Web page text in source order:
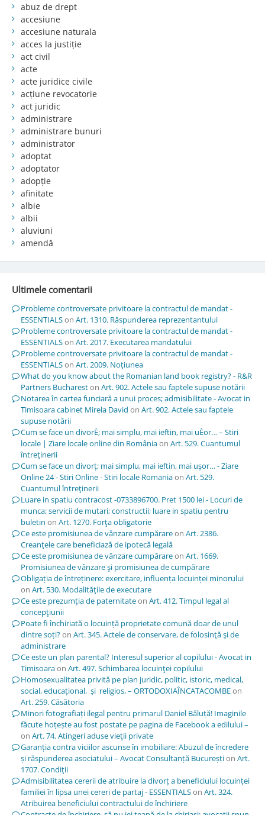
abuz de drept
accesiune
accesiune naturala
acces la justiție
act civil
acte
acte juridice civile
acțiune revocatorie
act juridic
administrare
administrare bunuri
administrator
adoptat
adoptator
adopție
afinitate
albie
albii
aluviuni
amendă
Ultimele comentarii
Probleme controversate privitoare la contractul de mandat -
ESSENTIALSon Art. 1310. Răspunderea reprezentantului
Probleme controversate privitoare la contractul de mandat -
ESSENTIALSon Art. 2017. Executarea mandatului
Probleme controversate privitoare la contractul de mandat -
ESSENTIALSon Art. 2009. Noţiunea
What do you know about the Romanian land book registry? - R&R
Partners Buchareston Art. 902. Actele sau faptele supuse notării
Notarea în cartea funciară a unui proces; admisibilitate - Avocat in
Timisoara cabinet Mirela David on Art. 902. Actele sau faptele
supuse notării
Cum se face un divorÈ; mai simplu, mai ieftin, mai uÈor… – Stiri
locale | Ziare locale online din Româniaon Art. 529. Cuantumul
întreţinerii
Cum se face un divorț; mai simplu, mai ieftin, mai ușor… - Ziare
Online 24 - Stiri Online - Stiri locale Romaniaon Art. 529.
Cuantumul întreţinerii
Luare in spatiu contracost -0733896700. Pret 1500 lei - Locuri de
munca; servicii de mutari; constructii; luare in spatiu pentru
buletin on Art. 1270. Forţa obligatorie
Ce este promisiunea de vânzare cumpărareon Art. 2386.
Creanţele care beneficiază de ipotecă legală
Ce este promisiunea de vânzare cumpărareon Art. 1669.
Promisiunea de vânzare şi promisiunea de cumpărare
Obligația de întreținere: exercitare, influența locuinței minorului
on Art. 530. Modalităţile de executare
Ce este prezumția de paternitateon Art. 412. Timpul legal al
concepţiunii
Poate fi închiriată o locuință proprietate comună doar de unul
dintre soți?on Art. 345. Actele de conservare, de folosinţă şi de
administrare
Ce este un plan parental? Interesul superior al copilului - Avocat in
Timisoaraon Art. 497. Schimbarea locuinţei copilului
Homosexualitatea privită pe plan juridic, politic, istoric, medical,
social, educațional, și religios, – ORTODOXIAÎNCATACOMBEon
Art. 259. Căsătoria
Minori fotografiați ilegal pentru primarul Daniel Băluță! Imaginile
făcute hoțește au fost postate pe pagina de Facebook a edilului –
on Art. 74. Atingeri aduse vieţii private
Garanția contra viciilor ascunse în imobiliare: Abuzul de încredere
și răspunderea asociatului – Avocat Consultanță Bucureștion Art.
1707. Condiţii
Admisibilitatea cererii de atribuire la divorț a beneficiului locuinței
familiei în lipsa unei cereri de partaj - ESSENTIALSon Art. 324.
Atribuirea beneficiului contractului de închiriere